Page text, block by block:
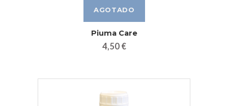
Piuma Care
4,50 €